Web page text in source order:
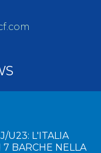
U23: L'ITALIA
BARCHE NELLA